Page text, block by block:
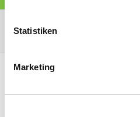
Statistiken
Marketing